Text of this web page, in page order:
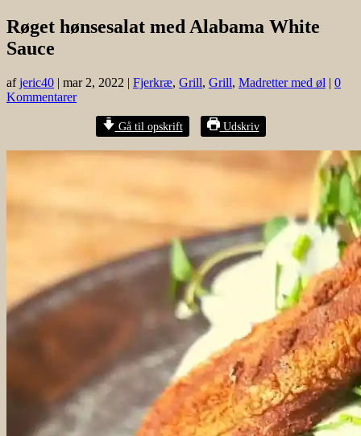
Røget hønsesalat med Alabama White
Sauce
afjeric40 | mar 2, 2022 | Fjerkræ, Grill, Grill, Madretter med øl | 0
Kommentarer
Gå til opskrift Udskriv